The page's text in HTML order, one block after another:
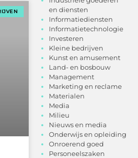
en diensten
Informatiediensten
Informatietechnologie
Investeren
Kleine bedrijven
Kunst en amusement
Land- en bosbouw
Management
Marketing en reclame
Materialen
Media
Milieu
Nieuws en media
Onderwijs en opleiding
Onroerend goed
Personeelszaken